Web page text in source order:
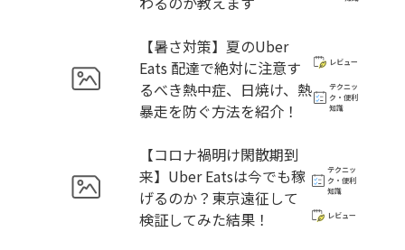
【暑さ対策】夏のUber
Eats 配達で絶対に注意す
るべき熱中症、日焼け、熱
暴走を防ぐ方法を紹介！
レビュー
テクニッ
ク・便利
知識
【コロナ禍明け閑散期到
来】Uber Eatsは今でも稼
げるのか？東京遠征して
検証してみた結果！
テクニッ
ク・便利
知識
レビュー